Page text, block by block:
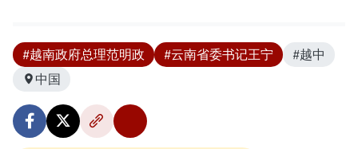
#越南政府总理范明政 #云南省委书记王宁
#越中
中国